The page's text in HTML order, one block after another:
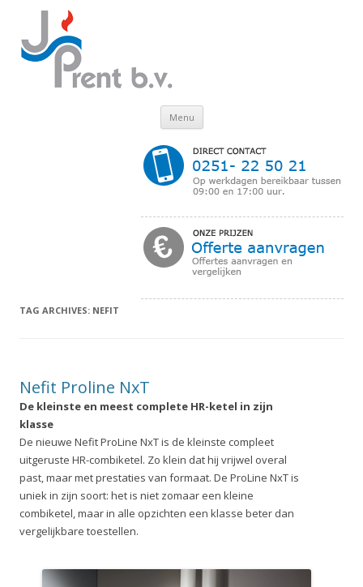
Menu Skip to content
TAG ARCHIVES: NEFIT
Nefit Proline NxT
De kleinste en meest complete HR-ketel in zijn
klasse
De nieuwe Nefit ProLine NxT is de kleinste compleet
uitgeruste HR-combiketel. Zo klein dat hij vrijwel overal
past, maar met prestaties van formaat. De ProLine NxT is
uniek in zijn soort: het is niet zomaar een kleine
combiketel, maar in alle opzichten een klasse beter dan
vergelijkbare toestellen.